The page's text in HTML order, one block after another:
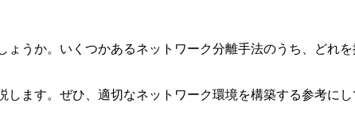
うか。いくつかあるネットワーク分離手法のうち、どれ
ます。ぜひ、適切なネットワーク環境を構築する参考にし